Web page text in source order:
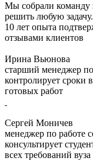
Мы собрали команду
решить любую
10 лет опыта
отзывами клиентов
Ирина Вьюнова
старший менеджер
контролирует сроки
готовых работ
Сергей Моничев
менеджер по работе
консультирует
всех требований вуза